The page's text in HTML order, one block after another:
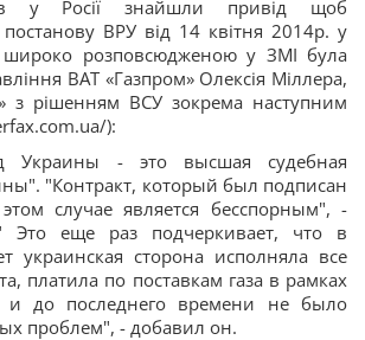
у Росії знайшли привід щоб
ВРУ від 14 квітня 2014р. у
широко розповсюдженою у ЗМІ була
ВАТ «Газпром» Олексія Міллера,
з рішенням ВСУ зокрема наступним
):
Украины - это высшая судебная
"Контракт, который был подписан
случае является бесспорным", -
Это еще раз подчеркивает, что в
украинская сторона исполняла все
платила по поставкам газа в рамках
и до последнего времени не было
проблем", - добавил он.